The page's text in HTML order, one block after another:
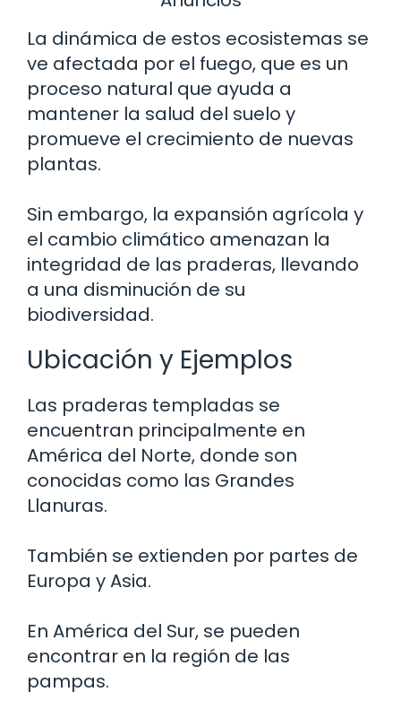
La dinámica de estos ecosistemas se
ve afectada por el fuego, que es un
proceso natural que ayuda a
mantener la salud del suelo y
promueve el crecimiento de nuevas
plantas.
Sin embargo, la expansión agrícola y
el cambio climático amenazan la
integridad de las praderas, llevando
a una disminución de su
biodiversidad.
Ubicación y Ejemplos
Las praderas templadas se
encuentran principalmente en
América del Norte, donde son
conocidas como las Grandes
Llanuras.
También se extienden por partes de
Europa y Asia.
En América del Sur, se pueden
encontrar en la región de las
pampas.